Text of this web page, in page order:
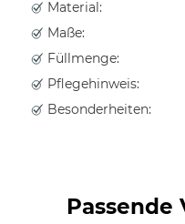
Material:
Maße:
Füllmenge:
Pflegehinweis:
Besonderheiten:
Passende